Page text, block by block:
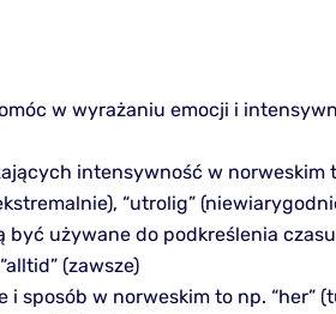
w wyrażaniu emocji i
intensywność w norweskim
“utrolig”
być używane do podkreślenia
(zawsze)
i sposób w norweskim to np. “her”